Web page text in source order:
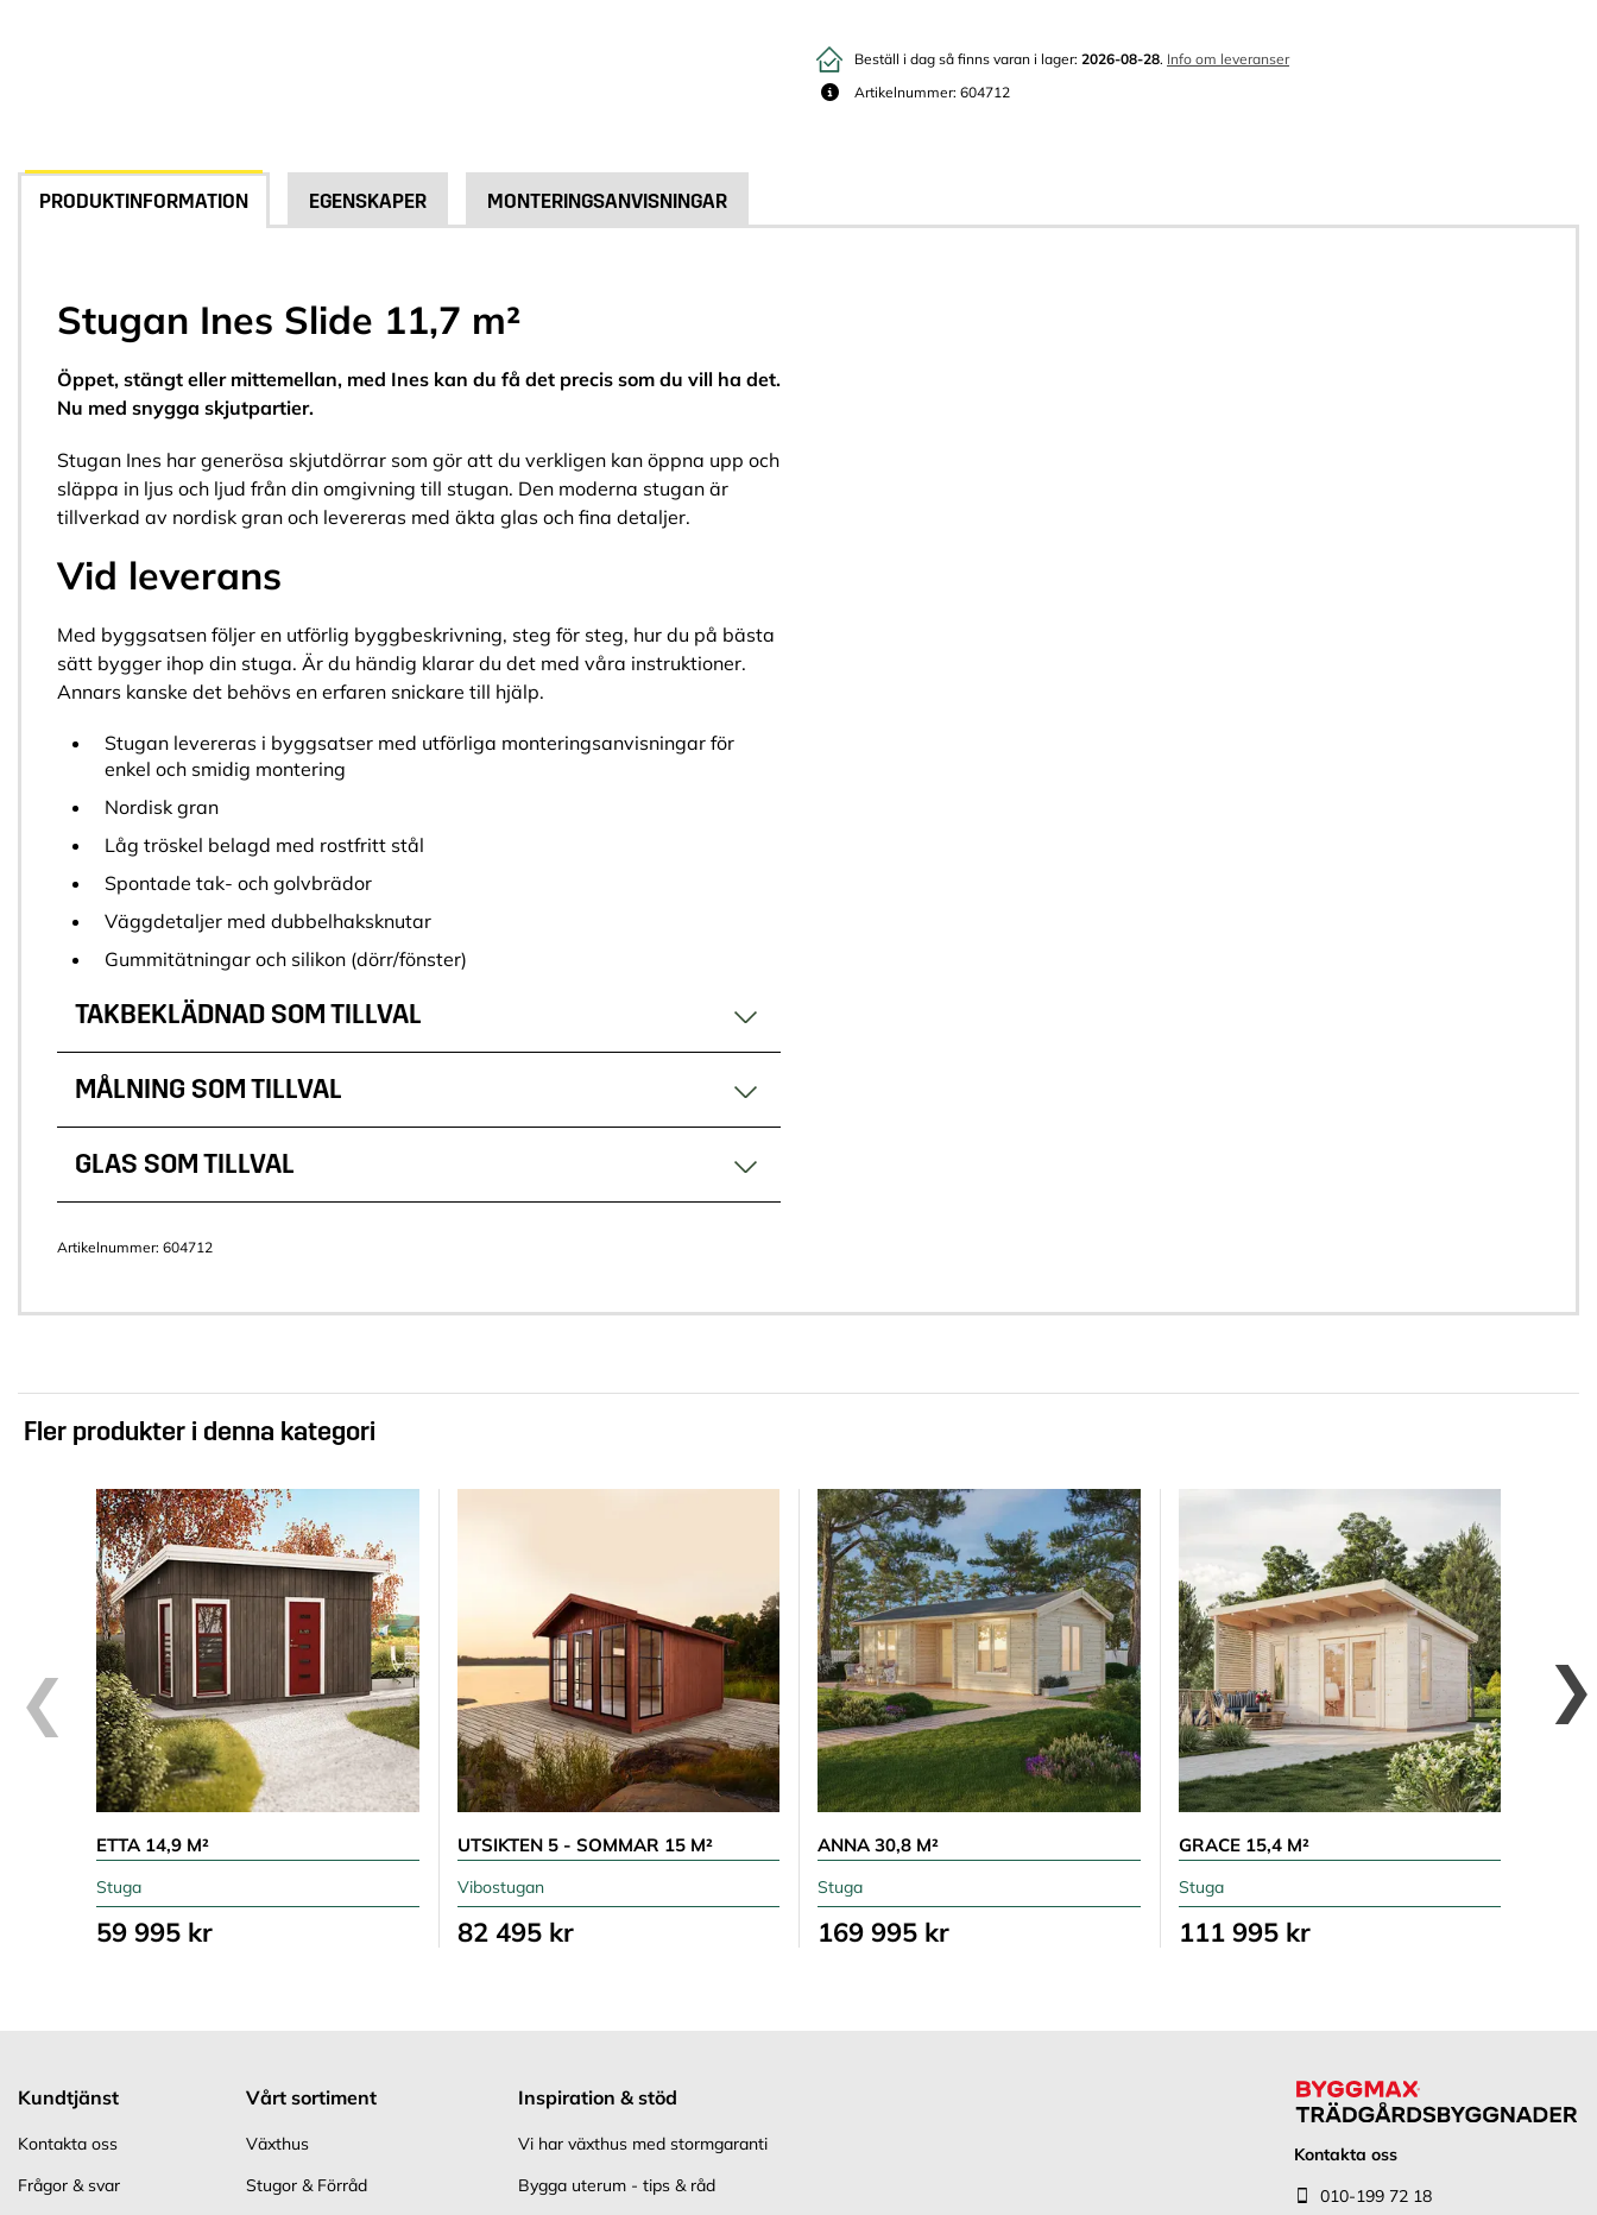
Beställ i dag så finns varan i lager: 2026-08-28. Info om leveranser
Artikelnummer: 604712
PRODUKTINFORMATION EGENSKAPER MONTERINGSANVISNINGAR
Stugan Ines Slide 11,7 m²
Öppet, stängt eller mittemellan, med Ines kan du få det precis som du vill ha det.
Nu med snygga skjutpartier.
Stugan Ines har generösa skjutdörrar som gör att du verkligen kan öppna upp och
släppa in ljus och ljud från din omgivning till stugan. Den moderna stugan är
tillverkad av nordisk gran och levereras med äkta glas och fina detaljer.
Vid leverans
Med byggsatsen följer en utförlig byggbeskrivning, steg för steg, hur du på bästa
sätt bygger ihop din stuga. Är du händig klarar du det med våra instruktioner.
Annars kanske det behövs en erfaren snickare till hjälp.
Stugan levereras i byggsatser med utförliga monteringsanvisningar för
enkel och smidig montering
Nordisk gran
Låg tröskel belagd med rostfritt stål
Spontade tak- och golvbrädor
Väggdetaljer med dubbelhaksknutar
Gummitätningar och silikon (dörr/fönster)
TAKBEKLÄDNAD SOM TILLVAL
MÅLNING SOM TILLVAL
GLAS SOM TILLVAL
Artikelnummer: 604712
Fler produkter i denna kategori
ETTA 14,9 M²
Stuga
59 995 kr
UTSIKTEN 5 - SOMMAR 15 M²
Vibostugan
82 495 kr
ANNA 30,8 M²
Stuga
169 995 kr
GRACE 15,4 M²
Stuga
111 995 kr
Kundtjänst
Kontakta oss
Frågor & svar
Vårt sortiment
Växthus
Stugor & Förråd
Inspiration & stöd
Vi har växthus med stormgaranti
Bygga uterum - tips & råd
Kontakta oss
010-199 72 18